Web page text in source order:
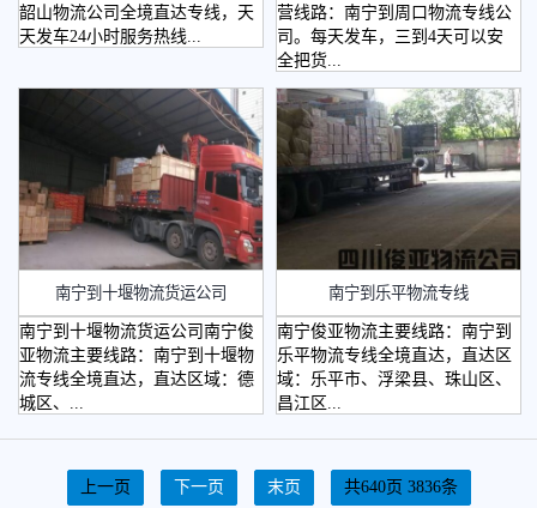
韶山物流公司全境直达专线，天
天发车24小时服务热线...
营线路：南宁到周口物流专线公
司。每天发车，三到4天可以安
全把货...
​南宁到十堰物流货运公司
南宁到十堰物流货运公司南宁俊
亚物流主要线路：南宁到十堰物
流专线全境直达，直达区域：德
城区、...
南宁到乐平物流专线
南宁俊亚物流主要线路：南宁到
乐平物流专线全境直达，直达区
域：乐平市、浮梁县、珠山区、
昌江区...
上一页 下一页 末页 共640页 3836条